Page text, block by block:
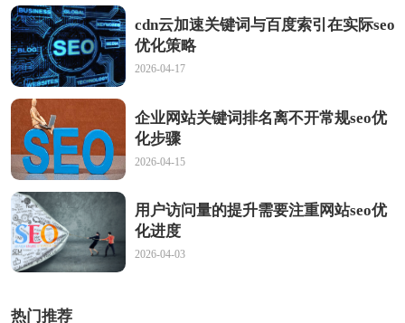
cdn云加速关键词与百度索引在实际seo
优化策略
2026-04-17
企业网站关键词排名离不开常规seo优
化步骤
2026-04-15
用户访问量的提升需要注重网站seo优
化进度
2026-04-03
热门推荐